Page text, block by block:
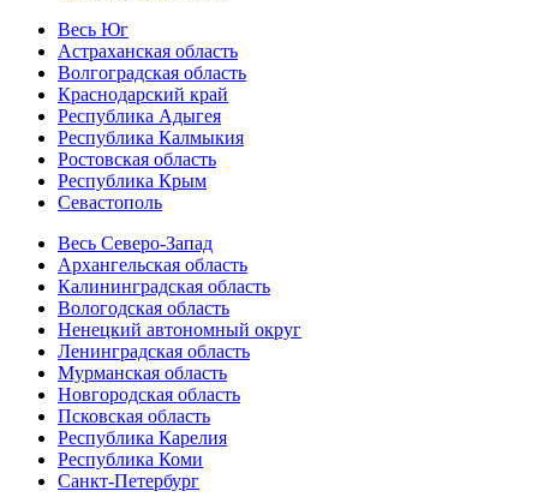
Весь Юг
Астраханская область
Волгоградская область
Краснодарский край
Республика Адыгея
Республика Калмыкия
Ростовская область
Республика Крым
Севастополь
Весь Северо-Запад
Архангельская область
Калининградская область
Вологодская область
Ненецкий автономный округ
Ленинградская область
Мурманская область
Новгородская область
Псковская область
Республика Карелия
Республика Коми
Санкт-Петербург